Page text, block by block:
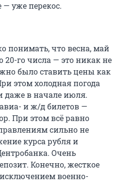
уже перекос.
понимать, что весна, май
го числа — это никак не
было ставить цены как
этом холодная погода
даже в начале июля.
и ж/д билетов —
При этом всё равно
сильно не
курса рубля и
Очень
Конечно, жесткое
военно-